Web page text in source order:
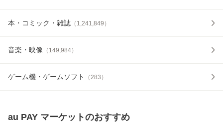
本・コミック・雑誌 （ 1,241,849 ）
音楽・映像 （ 149,984）
ゲーム機・ゲームソフト （283 ）
au PAY マーケットのおすすめ